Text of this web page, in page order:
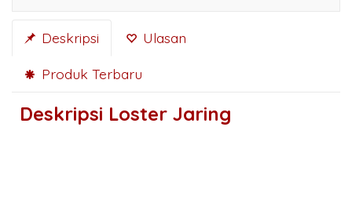
Deskripsi Ulasan
Produk Terbaru
Deskripsi Loster Jaring